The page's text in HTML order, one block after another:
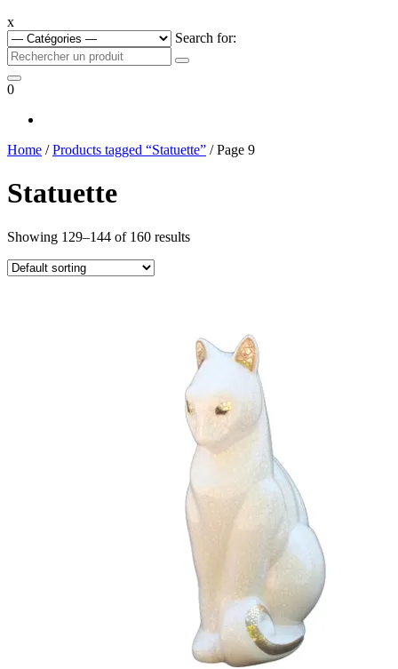
x
Search for:
0
Home /Products tagged “Statuette” / Page 9
Statuette
Showing 129–144 of 160 results